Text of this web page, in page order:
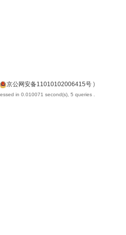
京公网安备11010102006415号 )
in 0.010071 second(s), 5 queries .